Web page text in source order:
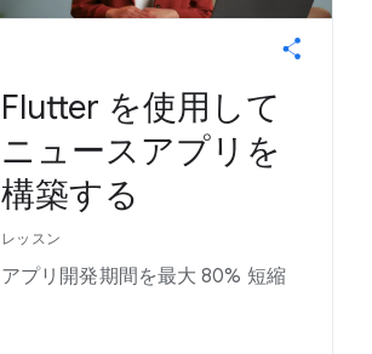
Flutter を使用して
ニュースアプリを
構築する
レッスン
アプリ開発期間を最大 80% 短縮